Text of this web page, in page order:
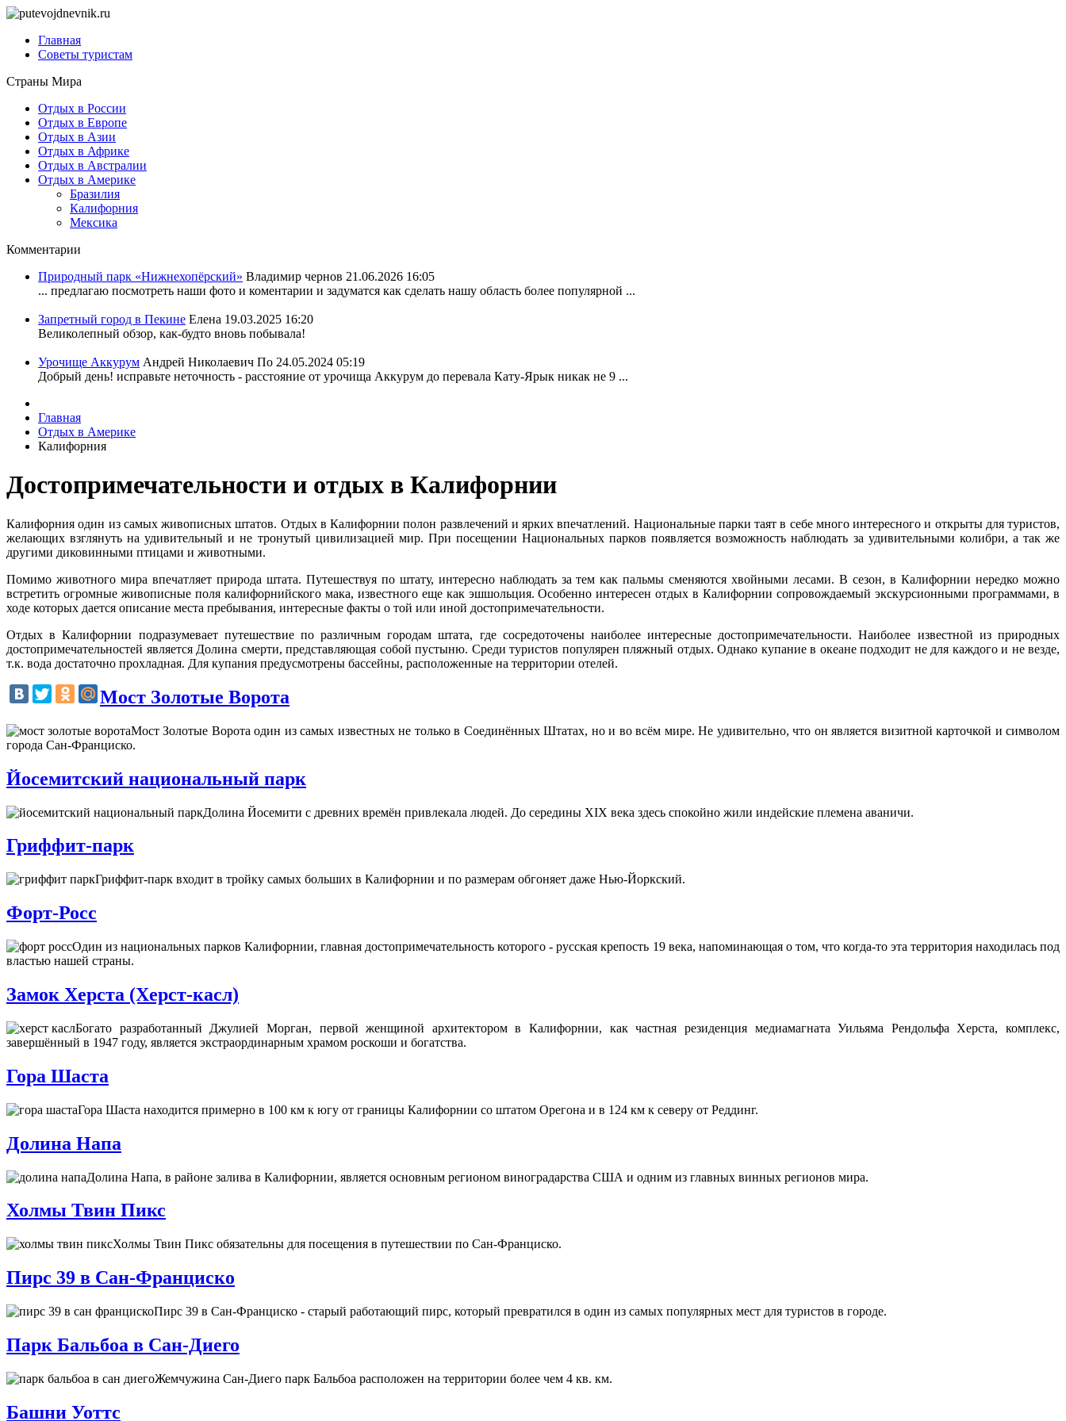
Главная
Советы туристам
Страны Мира
Отдых в России
Отдых в Европе
Отдых в Азии
Отдых в Африке
Отдых в Австралии
Отдых в Америке
Бразилия
Калифорния
Мексика
Комментарии
Природный парк «Нижнехопёрский» Владимир чернов 21.06.2026 16:05
... предлагаю посмотреть наши фото и коментарии и задуматся как сделать нашу область более популярной ...
Запретный город в Пекине Елена 19.03.2025 16:20
Великолепный обзор, как-будто вновь побывала!
Урочище Аккурум Андрей Николаевич По 24.05.2024 05:19
Добрый день! исправьте неточность - расстояние от урочища Аккурум до перевала Кату-Ярык никак не 9 ...
Главная
Отдых в Америке
Калифорния
Достопримечательности и отдых в Калифорнии
Калифорния один из самых живописных штатов. Отдых в Калифорнии полон развлечений и ярких впечатлений. Национальные парки таят в себе много интересного и открыты для туристов,
желающих взглянуть на удивительный и не тронутый цивилизацией мир. При посещении Национальных парков появляется возможность наблюдать за удивительными колибри, а так же
другими диковинными птицами и животными.
Помимо животного мира впечатляет природа штата. Путешествуя по штату, интересно наблюдать за тем как пальмы сменяются хвойными лесами. В сезон, в Калифорнии нередко можно
встретить огромные живописные поля калифорнийского мака, известного еще как эшшольция. Особенно интересен отдых в Калифорнии сопровождаемый экскурсионными программами, в
ходе которых дается описание места пребывания, интересные факты о той или иной достопримечательности.
Отдых в Калифорнии подразумевает путешествие по различным городам штата, где сосредоточены наиболее интересные достопримечательности. Наиболее известной из природных
достопримечательностей является Долина смерти, представляющая собой пустыню. Среди туристов популярен пляжный отдых. Однако купание в океане подходит не для каждого и не везде,
т.к. вода достаточно прохладная. Для купания предусмотрены бассейны, расположенные на территории отелей.
Мост Золотые Ворота
Мост Золотые Ворота один из самых известных не только в Соединённых Штатах, но и во всём мире. Не удивительно, что он является визитной карточкой и символом
города Сан-Франциско.
Йосемитский национальный парк
Долина Йосемити с древних времён привлекала людей. До середины XIX века здесь спокойно жили индейские племена аваничи.
Гриффит-парк
Гриффит-парк входит в тройку самых больших в Калифорнии и по размерам обгоняет даже Нью-Йоркский.
Форт-Росс
Один из национальных парков Калифорнии, главная достопримечательность которого - русская крепость 19 века, напоминающая о том, что когда-то эта территория находилась под
властью нашей страны.
Замок Херста (Херст-касл)
Богато разработанный Джулией Морган, первой женщиной архитектором в Калифорнии, как частная резиденция медиамагната Уильяма Рендольфа Херста, комплекс,
завершённый в 1947 году, является экстраординарным храмом роскоши и богатства.
Гора Шаста
Гора Шаста находится примерно в 100 км к югу от границы Калифорнии со штатом Орегона и в 124 км к северу от Реддинг.
Долина Напа
Долина Напа, в районе залива в Калифорнии, является основным регионом виноградарства США и одним из главных винных регионов мира.
Холмы Твин Пикс
Холмы Твин Пикс обязательны для посещения в путешествии по Сан-Франциско.
Пирс 39 в Сан-Франциско
Пирс 39 в Сан-Франциско - старый работающий пирс, который превратился в один из самых популярных мест для туристов в городе.
Парк Бальбоа в Сан-Диего
Жемчужина Сан-Диего парк Бальбоа расположен на территории более чем 4 кв. км.
Башни Уоттс